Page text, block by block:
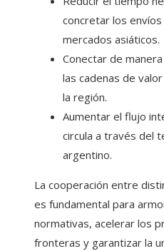
concretar los envíos
mercados asiáticos.
Conectar de
las cadenas de
la región.
Aumentar el flujo
circula a través del
argentino.
La cooperación entre
es fundamental para
normativas, acelerar los
fronteras y garantizar la